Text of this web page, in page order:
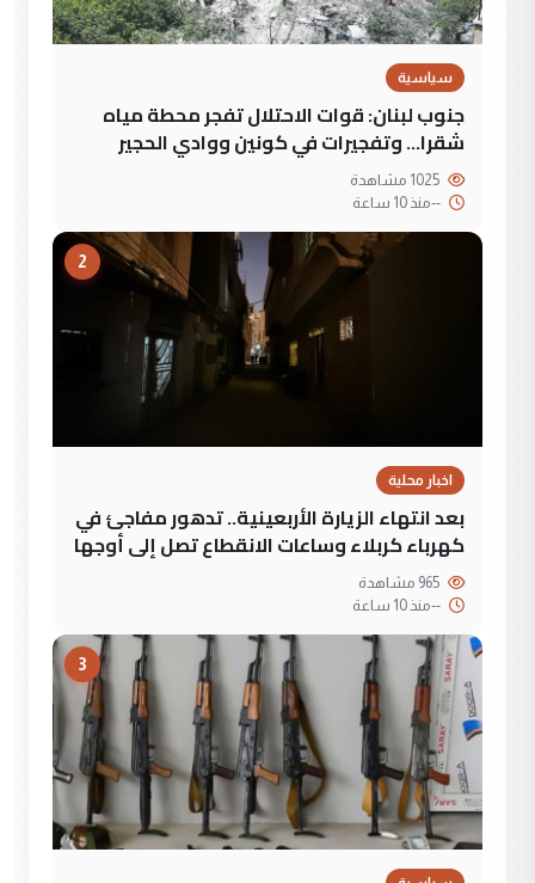
سياسية
جنوب لبنان: قوات الاحتلال تفجر محطة مياه
شقرا… وتفجيرات في كونين ووادي الحجير
--منذ 10 ساعة
2
اخبار محلية
بعد انتهاء الزيارة الأربعينية.. تدهور مفاجئ في
كهرباء كربلاء وساعات الانقطاع تصل إلى أوجها
--منذ 10 ساعة
3